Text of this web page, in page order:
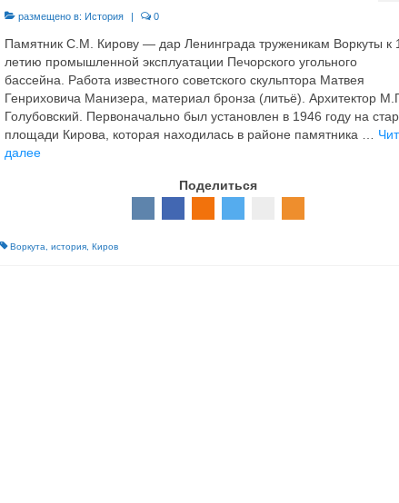
размещено в: История | 0
Памятник С.М. Кирову — дар Ленинграда труженикам Воркуты к
летию промышленной эксплуатации Печорского угольного
бассейна. Работа известного советского скульптора Матвея
Генриховича Манизера, материал бронза (литьё). Архитектор
Голубовский. Первоначально был установлен в 1946 году на
площади Кирова, которая находилась в районе памятника …
далее
Поделиться
Воркута история, Киров